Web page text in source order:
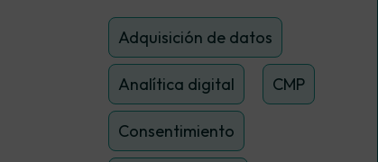
Adquisición de datos
Analítica digital CMP
Consentimiento